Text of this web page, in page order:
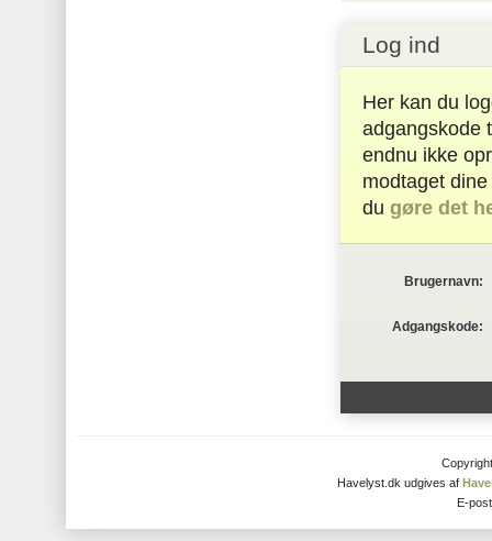
Log ind
Her kan du
adgangskode
endnu ikke
modtaget
du gøre det
Brugernavn:
Adgangskode:
Havelyst.dk udgives af
E-